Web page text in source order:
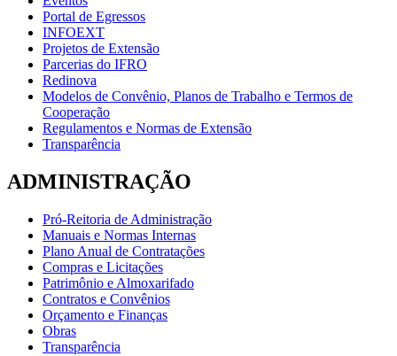
Portal de Egressos
INFOEXT
Projetos de Extensão
Parcerias do IFRO
Redinova
Modelos de Convênio, Planos de Trabalho e Termos de
Cooperação
Regulamentos e Normas de Extensão
Transparência
ADMINISTRAÇÃO
Pró-Reitoria de Administração
Manuais e Normas Internas
Plano Anual de Contratações
Compras e Licitações
Patrimônio e Almoxarifado
Contratos e Convênios
Orçamento e Finanças
Obras
Transparência